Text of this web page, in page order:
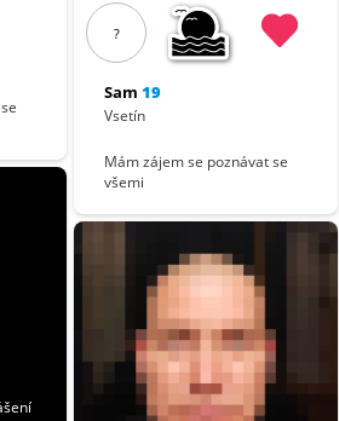
?
Sam 19
Vsetín
Mám zájem se poznávat se
všemi